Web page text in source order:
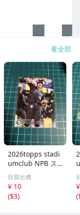
看全部
2026topps stadi
umclub NPB ス
タジアムクラブ 1
68 オリックスバ
ファローズ 杉本
裕太郎
目前出價
¥ 10
($3)
(